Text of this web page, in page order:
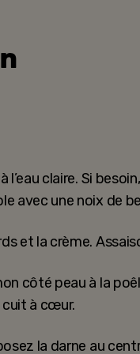
l’eau claire. Si
avec une noix de
et la crème.
côté peau à la
à cœur.
la darne au